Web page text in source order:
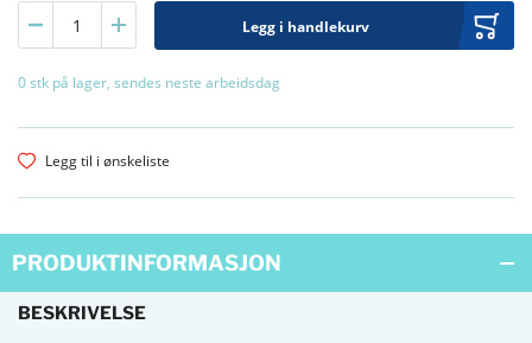
Legg i handlekurv
0 stk på lager, sendes neste arbeidsdag
Legg til i ønskeliste
PRODUKTINFORMASJON
BESKRIVELSE